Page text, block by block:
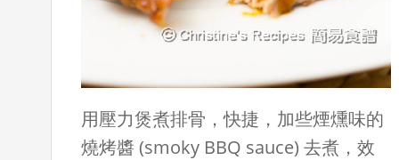
用壓力煲煮排骨，快捷，加些煙燻味的
燒烤醬 (smoky BBQ sauce) 去煮，效